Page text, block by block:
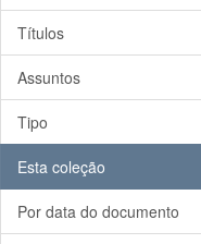
Títulos
Assuntos
Tipo
Esta coleção
Por data do documento